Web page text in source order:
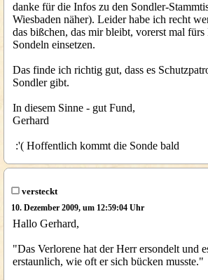
danke für die Infos zu den Sondler-
Wiesbaden näher). Leider habe ich recht
das bißchen, das mir bleibt, vorerst mal fürs
Sondeln einsetzen.
Das finde ich richtig gut, dass es
Sondler gibt.
In diesem Sinne - gut Fund,
Gerhard
:'( Hoffentlich kommt die Sonde bald
versteckt
10. Dezember 2009, um 12:59:04 Uhr
Hallo Gerhard,
"Das Verlorene hat der Herr ersondelt und
erstaunlich, wie oft er sich bücken musste."